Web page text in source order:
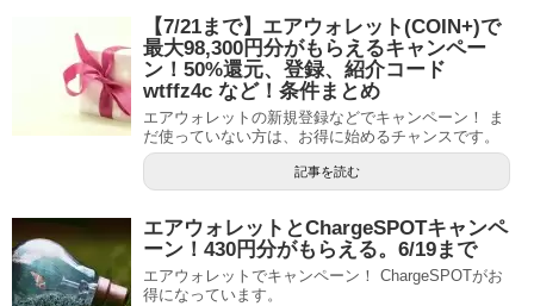
【7/21まで】エアウォレット(COIN+)で
最大98,300円分がもらえるキャンペー
ン！50%還元、登録、紹介コード
wtffz4c など！条件まとめ
エアウォレットの新規登録などでキャンペーン！ ま
だ使っていない方は、お得に始めるチャンスです。
記事を読む
エアウォレットとChargeSPOTキャンペ
ーン！430円分がもらえる。6/19まで
エアウォレットでキャンペーン！ ChargeSPOTがお
得になっています。